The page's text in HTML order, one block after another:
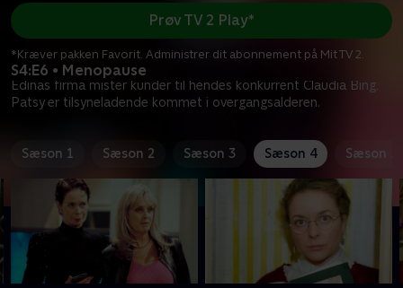
S4:E6 • Menopause
Edinas firma mister kunder til hendes konkurrent Claudia Bing.
Patsy er tilsyneladende kommet i overgangsalderen.
Prøv TV 2 Play*
*Kræver pakken Favorit. Administrer dit abonnement på Mit TV 2.
Sæson 1 Sæson 2 Sæson 3 Sæson 4 Sæson 5